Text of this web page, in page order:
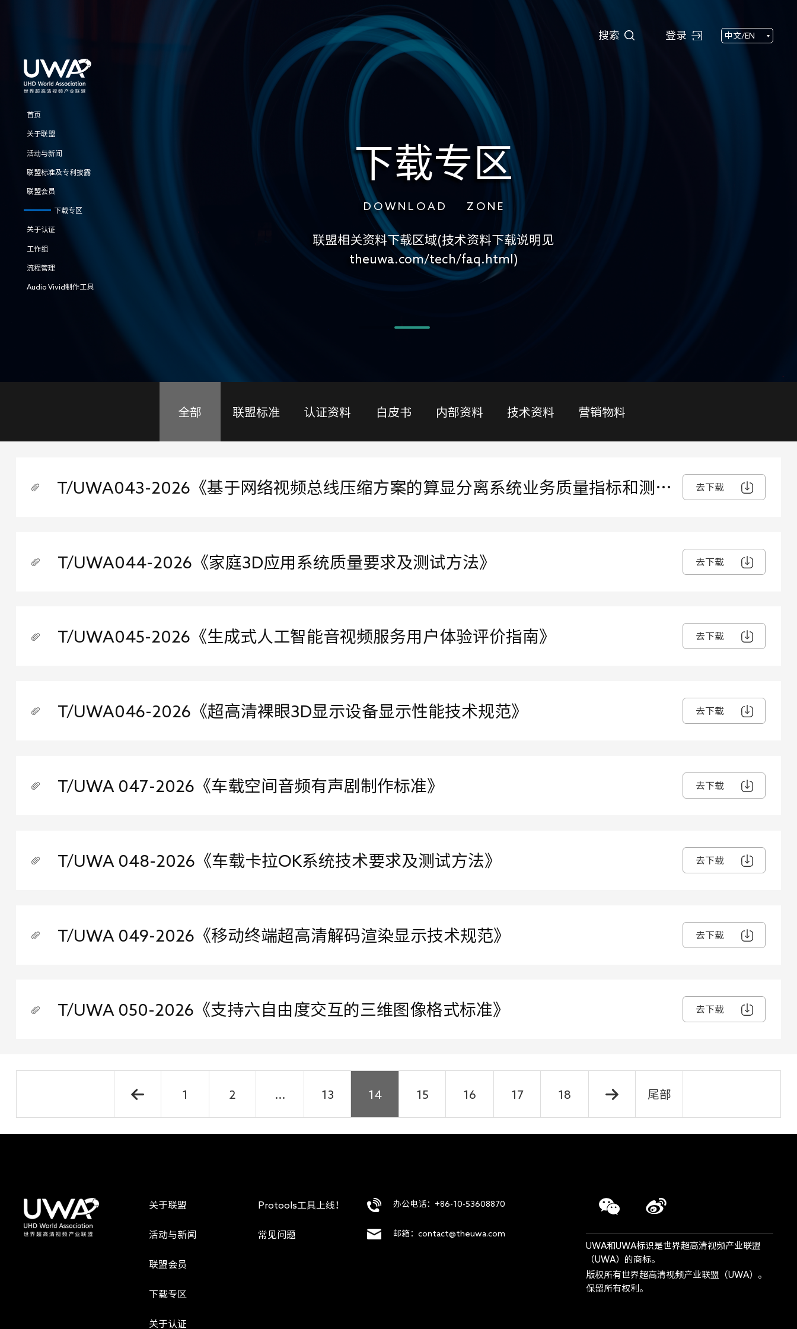
搜索
搜索 登录 中文/EN
首页
关于联盟
活动与新闻
联盟标准及专利披露
联盟会员
下载专区
关于认证
工作组
流程管理
Audio Vivid制作工具
下载专区
D O W N L O A D Z O N E
联盟相关资料下载区域(技术资料下载说明见
theuwa.com/tech/faq.html)
全部 联盟标准 认证资料 白皮书 内部资料 技术资料 营销物料
T/UWA043-2026《基于网络视频总线压缩方案的算显分离系统业务质量指标和测试
去下载
T/UWA044-2026《家庭3D应用系统质量要求及测试方法》 去下载
T/UWA045-2026《生成式人工智能音视频服务用户体验评价指南》 去下载
T/UWA046-2026《超高清裸眼3D显示设备显示性能技术规范》 去下载
T/UWA 047-2026《车载空间音频有声剧制作标准》 去下载
T/UWA 048-2026《车载卡拉OK系统技术要求及测试方法》 去下载
T/UWA 049-2026《移动终端超高清解码渲染显示技术规范》 去下载
T/UWA 050-2026《支持六自由度交互的三维图像格式标准》 去下载
1 2 ... 13 14 15 16 17 18 尾部
关于联盟
活动与新闻
联盟会员
下载专区
关于认证
Protools工具上线！
常见问题
办公电话：+86-10-53608870
邮箱：contact@theuwa.com
UWA和UWA标识是世界超高清视频产业联盟
（UWA）的商标。
版权所有世界超高清视频产业联盟（UWA）。
保留所有权利。